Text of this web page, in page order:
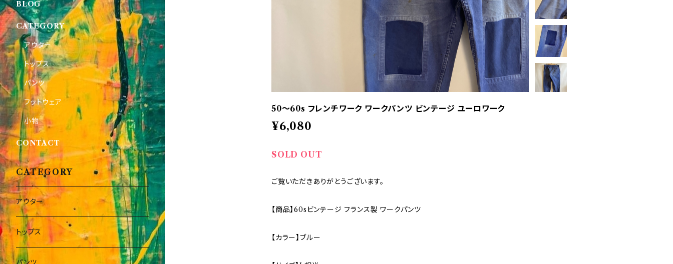
50〜60s フレンチワーク ワークパンツ ビンテージ ユーロワーク
¥6,080
SOLD OUT
ご覧いただきありがとうございます。
【商品】60sビンテージ フランス製 ワークパンツ
【カラー】ブルー
BLOG
CATEGORY
アウター
トップス
パンツ
フットウェア
小物
CONTACT
CATEGORY
アウター
トップス